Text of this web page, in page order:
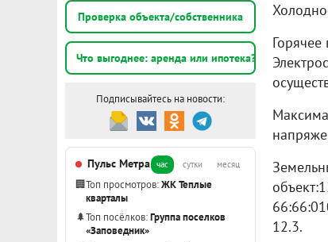
Проверка объекта/собственника
Что выгоднее: аренда или ипотека?
Подписывайтесь на новости:
Пульс Метра час сутки месяц
🏢Топ просмотров:ЖК Теплые
кварталы
🌲Топ посёлков:Группа поселков
«Заповедник»
12.3.